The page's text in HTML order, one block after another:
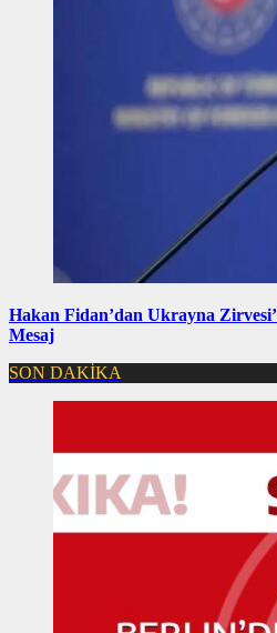
Hakan Fidan’dan Ukrayna
Mesaj
SON DAKİKA